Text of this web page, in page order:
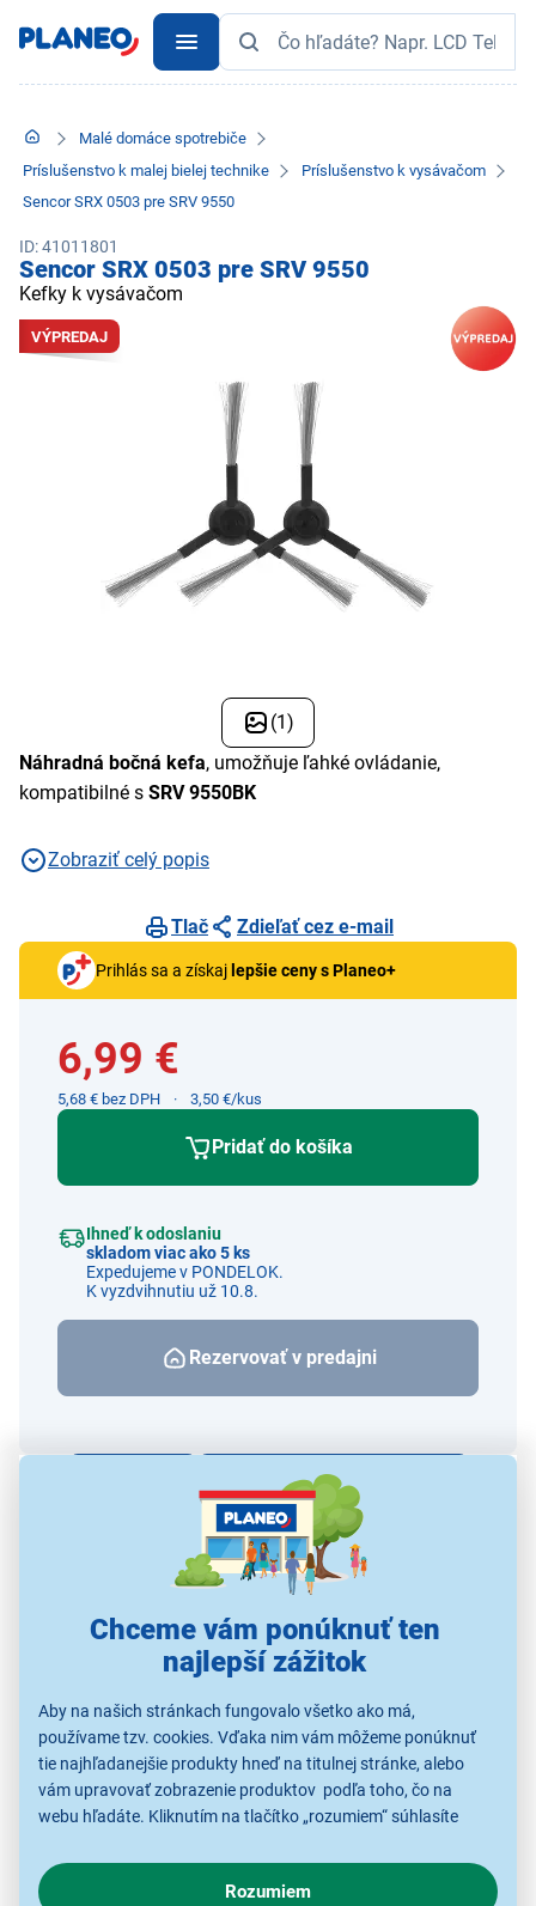
Chceme vám ponúknuť ten
najlepší zážitok
Aby na našich stránkach fungovalo všetko ako má,
používame tzv. cookies. Vďaka nim vám môžeme ponúknuť
tie najhľadanejšie produkty hneď na titulnej stránke, alebo
vám upravovať zobrazenie produktov podľa toho, čo na
webu hľadáte. Kliknutím na tlačítko „rozumiem“ súhlasíte
o chovaní na webe pre zobrazovaní cielených reklám.
V prípade že vás zaujímajú detaily, ako u nás s cookies a
Rozumiem
Malé domáce spotrebiče
Príslušenstvo k malej bielej technike
Príslušenstvo k vysávačom
Sencor SRX 0503 pre SRV 9550
ID: 41011801
Sencor SRX 0503 pre SRV 9550
Kefky k vysávačom
VÝPREDAJ
(1)
Náhradná bočná kefa, umožňuje ľahké ovládanie,
kompatibilné s SRV 9550BK
Zobraziť celý popis
Tlač Zdieľať cez e-mail
Prihlás sa a získaj lepšie ceny s Planeo+
6,99 €
5,68 € bez DPH 3,50 €/kus
Pridať do košíka
Ihneď k odoslaniu
skladom viac ako 5 ks
Expedujeme v PONDELOK.
K vyzdvihnutiu už 10.8.
Rezervovať v predajni
Strážiť cenu a dostupnosť
Alternatívy k tomuto produktu
Sencor SRX 0031
8,99 €
Vrecká do vysávačov
10,99 €
Centrální gumový
kartáčCentrálna
gumová kefa
7,99 €